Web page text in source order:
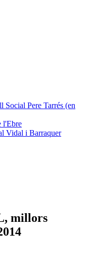
Social Pere Tarrés (en
l'Ebre
Vidal i Barraquer
millors